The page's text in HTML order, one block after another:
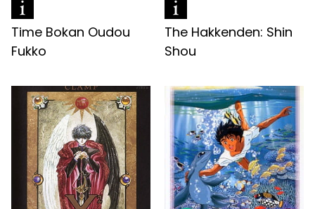
Time Bokan Oudou
Fukko
The Hakkenden: Shin
Shou